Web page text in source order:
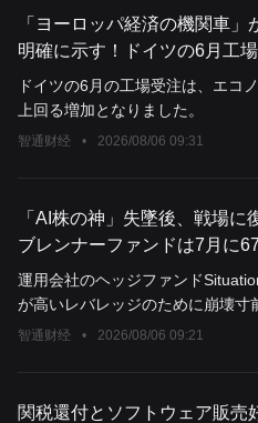
ダメンタルズ面での安心材料を提
「ヨーロッパ経済の機関車」
明確に示す！ドイツの6月工
上回る3.1％増加、防衛とイ
ンジンに
ドイツの6月の工場受注は、エコ
上回る増加となりました。
智通财经 • 2026/08/06 09:31
「AI株の神」失墜後、戦場に
ブレンナーファンドは7月に
レッジ解消、4億ドルで未公開
運用会社のヘッジファンド
が高いレバレッジのために崩壊寸
数日後、「AI株神」と呼ばれるレ
智通财经 • 2026/08/06 09:21
関税還付とソフトウェア販売